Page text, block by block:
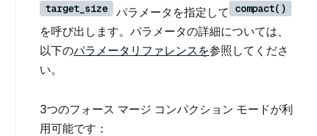
target_size パラメータを指定して compact()
を呼び出します。パラメータの詳細については、
以下のパラメータリファレンスを参照してくださ
い。
3つのフォース マージ コンパクション モードが利
用可能です：